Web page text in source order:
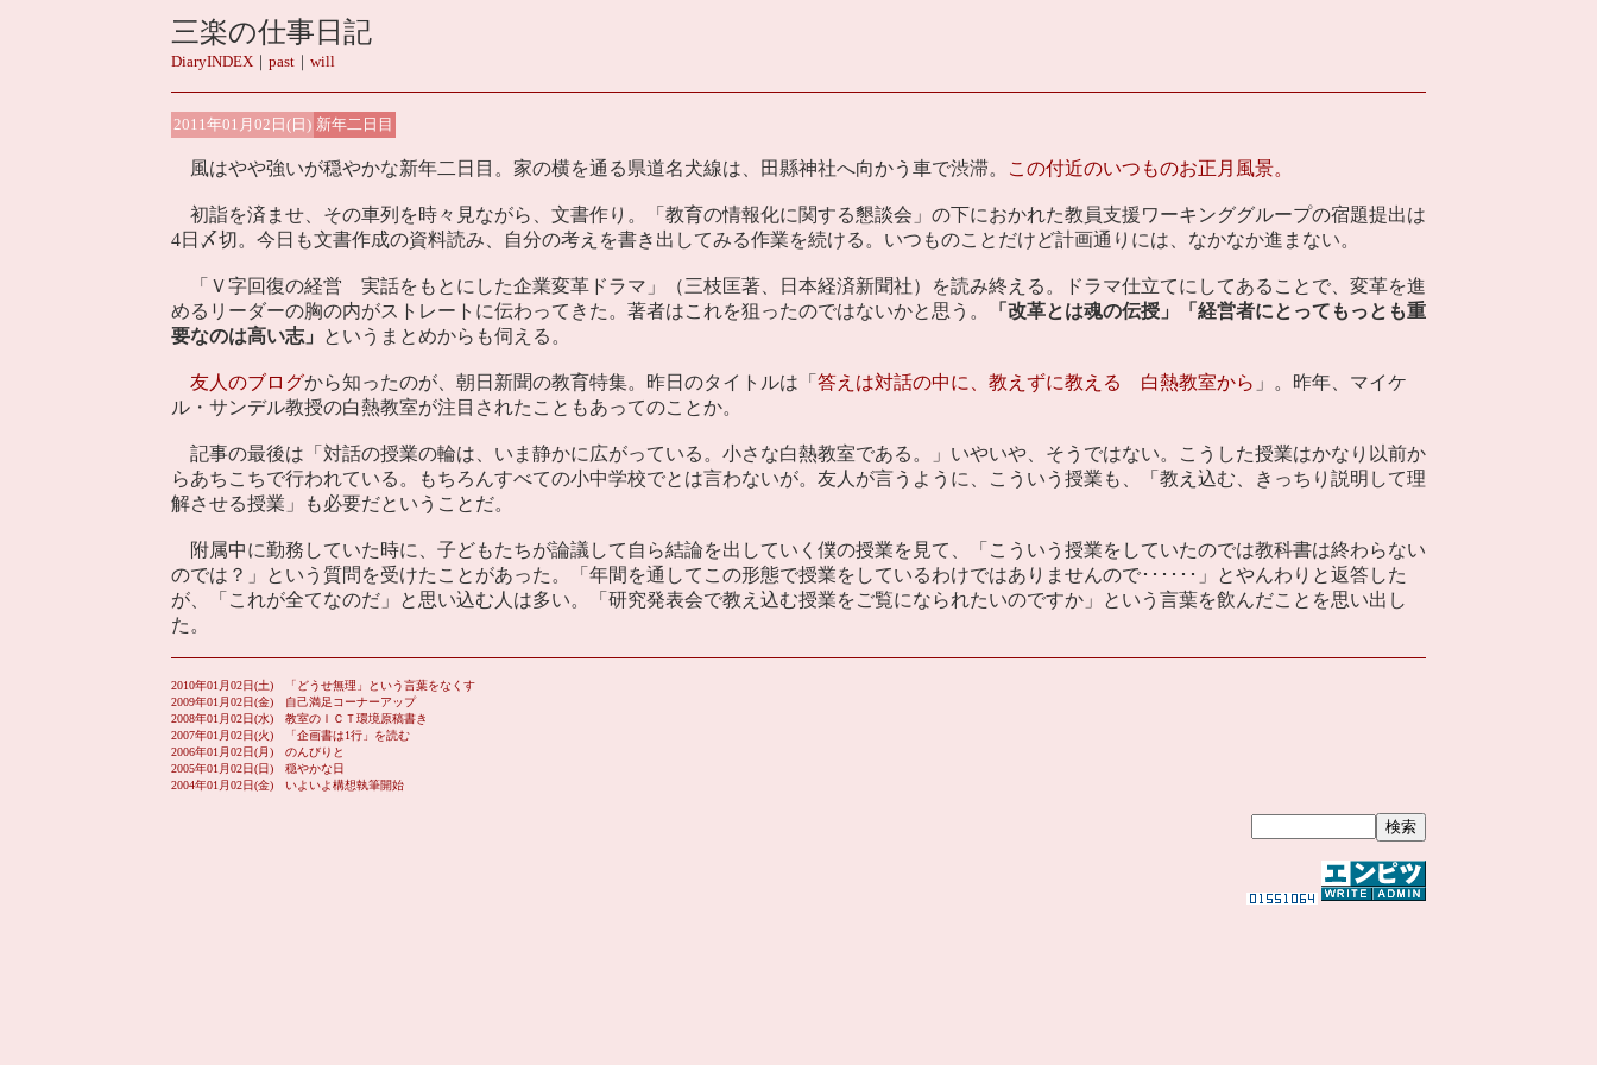
三楽の仕事日記
DiaryINDEX ｜ past ｜ will
2011年01月02日(日) 新年二日目
風はやや強いが穏やかな新年二日目。家の横を通る県道名犬線は、田縣神社へ向かう車で渋滞。 この付近のいつものお正月風景。
初詣を済ませ、その車列を時々見ながら、文書作り。「教育の情報化に関する懇談会」の下におかれた教員支援ワーキンググループの宿題提出は
4日〆切。今日も文書作成の資料読み、自分の考えを書き出してみる作業を続ける。いつものことだけど計画通りには、なかなか進まない。
「Ｖ字回復の経営 実話をもとにした企業変革ドラマ」（三枝匡著、日本経済新聞社）を読み終える。ドラマ仕立てにしてあることで、変革を進
めるリーダーの胸の内がストレートに伝わってきた。著者はこれを狙ったのではないかと思う。
「改革とは魂の伝授」「経営者にとってもっとも重
要なのは高い志」
というまとめからも伺える。
友人のブログから知ったのが、朝日新聞の教育特集。昨日のタイトルは「 答えは対話の中に、教えずに教える 白熱教室から 」。昨年、マイケ
ル・サンデル教授の白熱教室が注目されたこともあってのことか。
記事の最後は「対話の授業の輪は、いま静かに広がっている。小さな白熱教室である。」いやいや、そうではない。こうした授業はかなり以前か
らあちこちで行われている。もちろんすべての小中学校でとは言わないが。友人が言うように、こういう授業も、「教え込む、きっちり説明して理
解させる授業」も必要だということだ。
附属中に勤務していた時に、子どもたちが論議して自ら結論を出していく僕の授業を見て、「こういう授業をしていたのでは教科書は終わらない
のでは？」という質問を受けたことがあった。「年間を通してこの形態で授業をしているわけではありませんので･･････」とやんわりと返答した
が、「これが全てなのだ」と思い込む人は多い。「研究発表会で教え込む授業をご覧になられたいのですか」という言葉を飲んだことを思い出し
た。
2010年01月02日(土) 「どうせ無理」という言葉をなくす
2009年01月02日(金) 自己満足コーナーアップ
2008年01月02日(水) 教室のＩＣＴ環境原稿書き
2007年01月02日(火) 「企画書は1行」を読む
2006年01月02日(月) のんびりと
2005年01月02日(日) 穏やかな日
2004年01月02日(金) いよいよ構想執筆開始